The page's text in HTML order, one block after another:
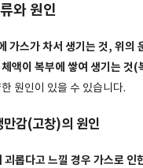
와 원인
가스가 차서 생기는 것, 위의
액이 복부에 쌓여 생기는 것(
원인이 있을 수 있습니다.
만감(고창)의 원인
괴롭다고 느낄 경우 가스로 인